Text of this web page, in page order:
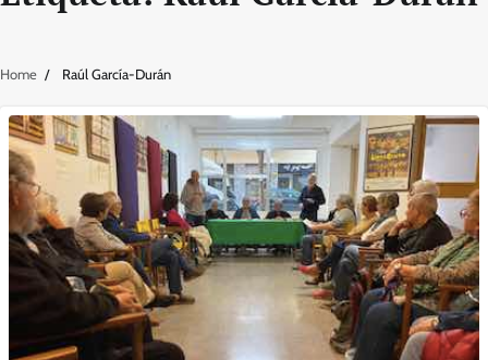
Home Raúl García-Durán